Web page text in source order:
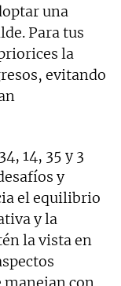
una
Para tus
la
evitando
14, 35 y 3
y
el equilibrio
y la
la vista en